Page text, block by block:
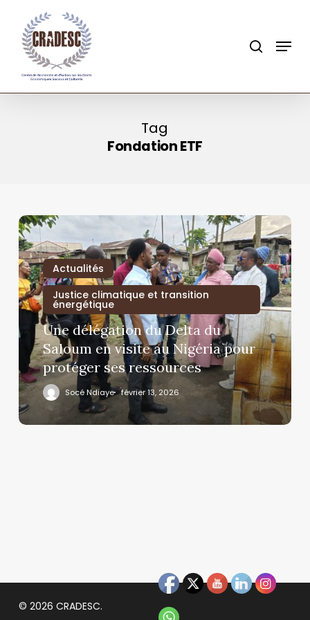
main
content
Menu
Tag
Fondation ETF
Actualités
Justice climatique et transition
énergétique
Une délégation du Delta du
Saloum en visite au Nigéria pour
protéger ses ressources
Socé Ndiaye février 13, 2026
© 2026 CRADESC.